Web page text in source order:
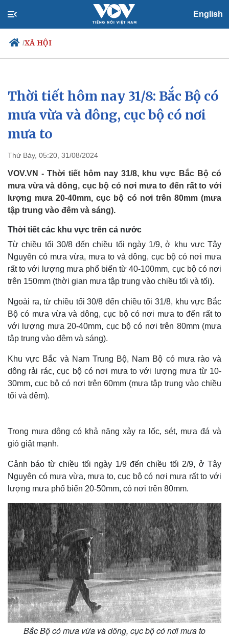
English
/XÃ HỘI
Chính trị
Tổ chức nhân sự
Quốc hội
Xã hội
Dự báo thời tiết
Thời tiết hôm nay 31/8: Bắc Bộ có
mưa vừa và dông, cục bộ có nơi
mưa to
Thứ Bảy, 05:20, 31/08/2024
VOV.VN - Thời tiết hôm nay 31/8, khu vực Bắc Bộ có
mưa vừa và dông, cục bộ có nơi mưa to đến rất to với
lượng mưa 20-40mm, cục bộ có nơi trên 80mm (mưa
tập trung vào đêm và sáng).
Thời tiết các khu vực trên cả nước
Từ chiều tối 30/8 đến chiều tối ngày 1/9, ở khu vực Tây
Nguyên có mưa vừa, mưa to và dông, cục bộ có nơi mưa
rất to với lượng mưa phổ biến từ 40-100mm, cục bộ có nơi
trên 150mm (thời gian mưa tập trung vào chiều tối và tối).
Ngoài ra, từ chiều tối 30/8 đến chiều tối 31/8, khu vực Bắc
Bộ có mưa vừa và dông, cục bộ có nơi mưa to đến rất to
với lượng mưa 20-40mm, cục bộ có nơi trên 80mm (mưa
tập trung vào đêm và sáng).
Khu vực Bắc và Nam Trung Bộ, Nam Bộ có mưa rào và
dông rải rác, cục bộ có nơi mưa to với lượng mưa từ 10-
30mm, cục bộ có nơi trên 60mm (mưa tập trung vào chiều
tối và đêm).
Trong mưa dông có khả năng xảy ra lốc, sét, mưa đá và
gió giật mạnh.
Cảnh báo từ chiều tối ngày 1/9 đến chiều tối 2/9, ở Tây
Nguyên có mưa vừa, mưa to, cục bộ có nơi mưa rất to với
lượng mưa phổ biến 20-50mm, có nơi trên 80mm.
Bắc Bộ có mưa vừa và dông, cục bộ có nơi mưa to